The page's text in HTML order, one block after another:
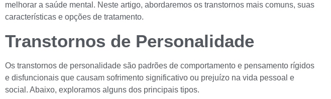
melhorar a saúde mental. Neste artigo, abordaremos os transtornos mais comuns, suas
características e opções de tratamento.
Transtornos de Personalidade
Os transtornos de personalidade são padrões de comportamento e pensamento rígidos
e disfuncionais que causam sofrimento significativo ou prejuízo na vida pessoal e
social. Abaixo, exploramos alguns dos principais tipos.